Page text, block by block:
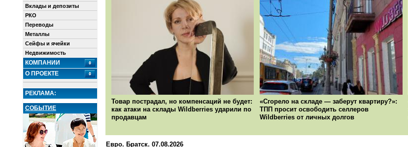
Вклады и депозиты
РКО
Переводы
Металлы
Сейфы и ячейки
Недвижимость
КОМПАНИИ
О ПРОЕКТЕ
РЕКЛАМА:
СОБЫТИЕ
Товар пострадал, но компенсаций не будет:
как атаки на склады Wildberries ударили по
продавцам
«Сгорело на складе — заберут квартиру?»:
ТПП просит освободить селлеров
Wildberries от личных долгов
Евро. Братск. 07.08.2026